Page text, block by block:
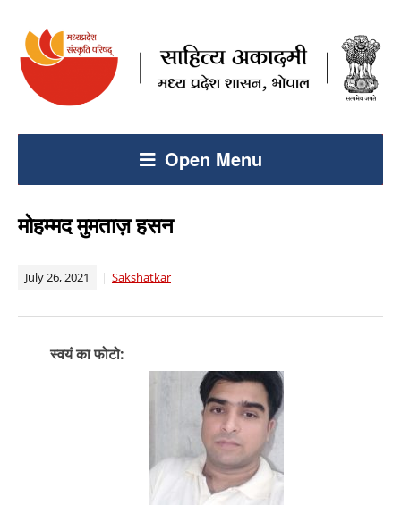
Open Menu
मोहम्मद मुमताज़ हसन
July 26, 2021 Sakshatkar
स्वयं का फोटो: